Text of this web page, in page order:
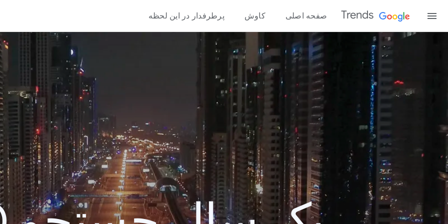
Trends صفحه اصلی کاوش پرطرفدار در این لحظه